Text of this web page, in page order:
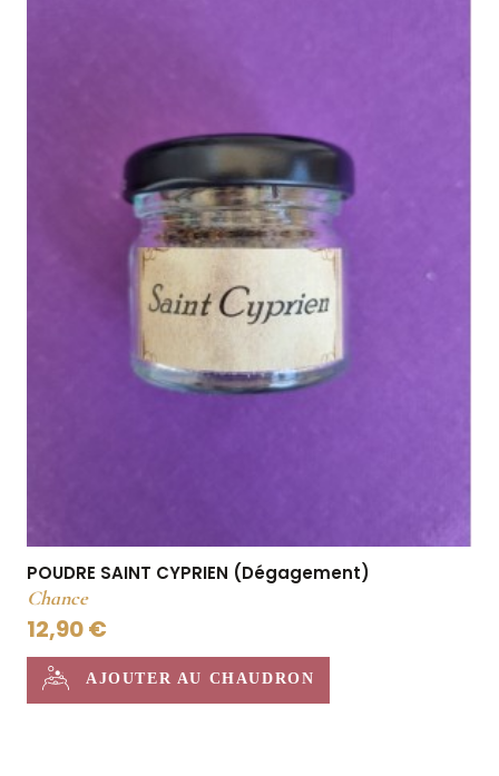
POUDRE SAINT CYPRIEN (Dégagement)
Chance
12,90 €
AJOUTER AU CHAUDRON